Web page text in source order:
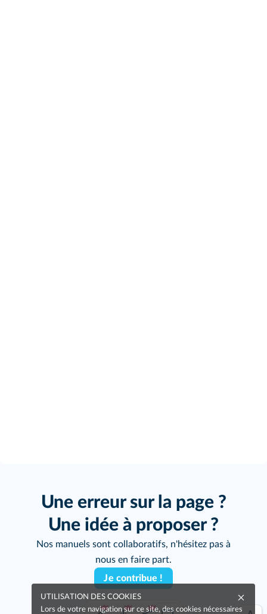
Une erreur sur la page ?
Une idée à proposer ?
Nos manuels sont collaboratifs, n'hésitez pas à
nous en faire part.
Je contribue !
UTILISATION DES COOKIES
Lors de votre navigation sur ce site, des cookies nécessaires